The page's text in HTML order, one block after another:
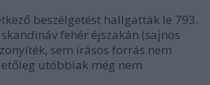
beszélgetést hallgatták le 793.
fehér éjszakán (sajnos
sem írásos forrás nem
utóbbiak még nem